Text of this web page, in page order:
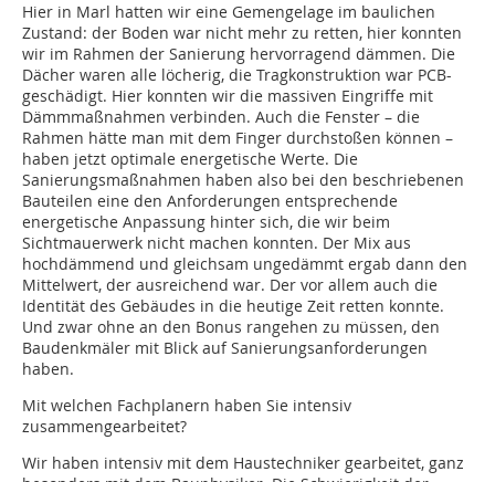
Hier in Marl hatten wir eine Gemengelage im baulichen
Zustand: der Boden war nicht mehr zu retten, hier konnten
wir im Rahmen der Sanierung hervorragend dämmen. Die
Dächer waren alle löcherig, die Tragkonstruktion war PCB-
geschädigt. Hier konnten wir die massiven Eingriffe mit
Dämmmaßnahmen verbinden. Auch die Fenster – die
Rahmen hätte man mit dem Finger durchstoßen können –
haben jetzt optimale energetische Werte. Die
Sanierungsmaßnahmen haben also bei den beschriebenen
Bauteilen eine den Anforderungen entsprechende
energetische Anpassung hinter sich, die wir beim
Sichtmauerwerk nicht machen konnten. Der Mix aus
hochdämmend und gleichsam ungedämmt ergab dann den
Mittelwert, der ausreichend war. Der vor allem auch die
Identität des Gebäudes in die heutige Zeit retten konnte.
Und zwar ohne an den Bonus rangehen zu müssen, den
Baudenkmäler mit Blick auf Sanierungsanforderungen
haben.
Mit welchen Fachplanern haben Sie intensiv
zusammengearbeitet?
Wir haben intensiv mit dem Haustechniker gearbeitet, ganz